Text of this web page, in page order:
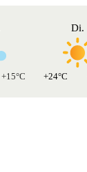
+15°C
Di.
+24°C